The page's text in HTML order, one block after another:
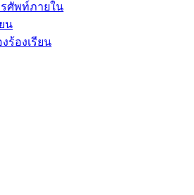
ศัพท์ภายใน
น
ร้องเรียน